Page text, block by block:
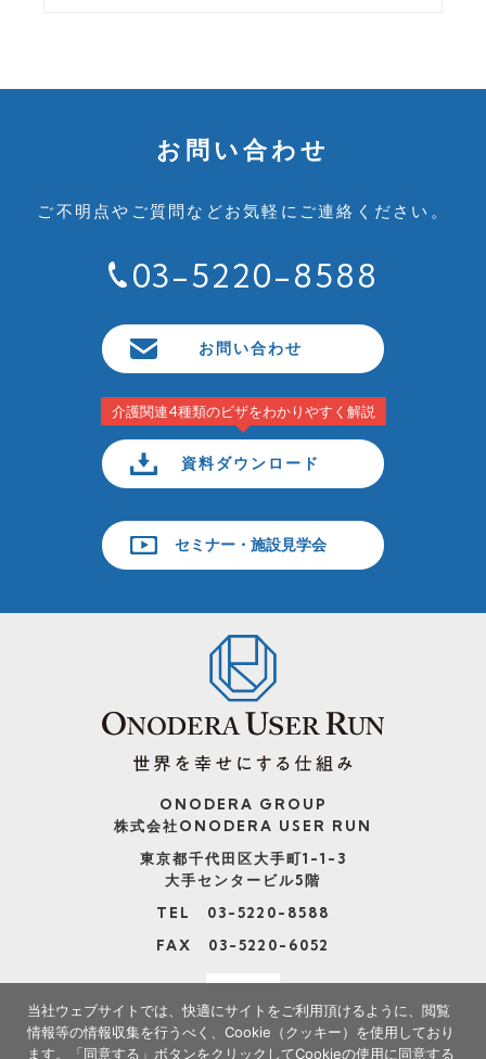
お問い合わせ
ご不明点やご質問などお気軽にご連絡ください。
03-5220-8588
お問い合わせ
介護関連4種類のビザをわかりやすく解説
資料ダウンロード
セミナー・施設見学会
ONODERA GROUP
株式会社ONODERA USER RUN
東京都千代田区大手町1-1-3
大手センタービル5階
TEL 03-5220-8588
FAX 03-5220-6052
当社ウェブサイトでは、快適にサイトをご利用頂けるように、閲覧
情報等の情報収集を行うべく、Cookie（クッキー）を使用しており
ます。
「同意する」ボタンをクリックしてCookieの使用に同意する